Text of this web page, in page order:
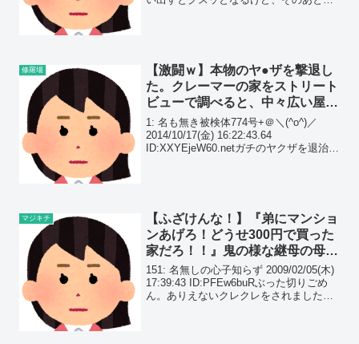
修羅場
【激闘ｗ】本物のヤ●ザを撃退し
た。クレーマーの家をストリート
ビューで調べると、中々広い屋敷
で完全にそれだった。会社からは
『頑張れ！』と励まされ…
1: 名も無き被検体774号+＠＼(^o^)／
2014/10/17(金) 16:22:43.64
ID:XXYEjeW60.netガチのヤクザを退治し
マジキチ
【ふざけんな！】『弟にマンショ
ンあげろ！どうせ300円で買った
家だろ！！』鬼の様な継母の母
に、私が反論すると…更に醜悪さ
を増していった…
151: 名無しの心子知らず 2009/02/05(木)
17:39:43 ID:PFEw6buRぶった切りごめ
ん。ありえないクレクレをされました。